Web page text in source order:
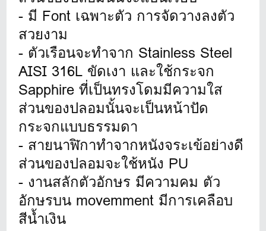
- มี Font เฉพาะตัว การจัดวางลงตัว
สวยงาม
- ตัวเรือนจะทำจาก Stainless Steel
AISI 316L ขัดเงา และใช้กระจก
Sapphire ที่เป็นทรงโดมมีความใส
ส่วนของปลอมนั้นจะเป็นหน้าปัด
กระจกแบบธรรมดา
- สายนาฬิกาทำจากหนังจระเข้อย่างดี
ส่วนของปลอมจะใช้หนัง PU
- งานสลักตัวอักษร มีความคม ตัว
อักษรบน movemment มีการเคลือบ
สีน้ำเงิน